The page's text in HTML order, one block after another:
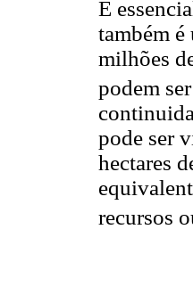
É
também é
milhões
podem
pode ser
hectares
recursos